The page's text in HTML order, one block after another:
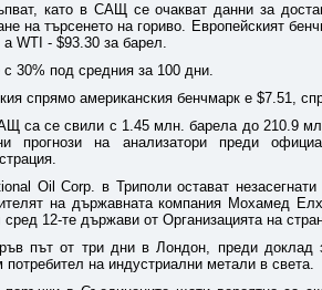
като в САЩ се очакват данни за
на търсенето на гориво. Европейският
WTI - $93.30 за барел.
30% под средния за 100 дни.
спрямо американския бенчмарк е $7.51,
са се свили с 1.45 млн. барела до 210.9
прогнози на анализатори преди
Oil Corp. в Триполи остават
на държавната компания Мохамед
12-те държави от Организацията на
път от три дни в Лондон, преди доклад
на индустриални метали в света.